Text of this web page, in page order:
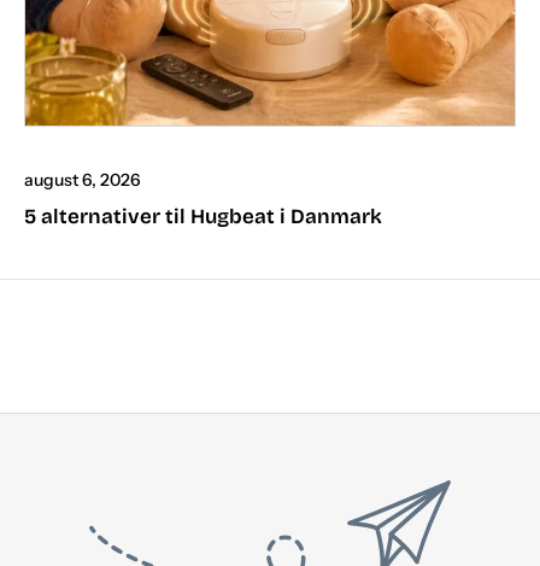
august 6, 2026
5 alternativer til Hugbeat i Danmark